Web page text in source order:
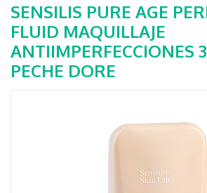
SENSILIS PURE AGE
FLUID MAQUILLAJE
ANTIIMPERFECCIONES
PECHE DORE